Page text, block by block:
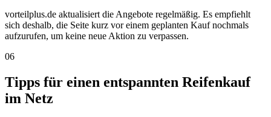
vorteilplus.de aktualisiert die Angebote regelmäßig. Es empfiehlt
sich deshalb, die Seite kurz vor einem geplanten Kauf nochmals
aufzurufen, um keine neue Aktion zu verpassen.
06
Tipps für einen entspannten Reifenkauf
im Netz